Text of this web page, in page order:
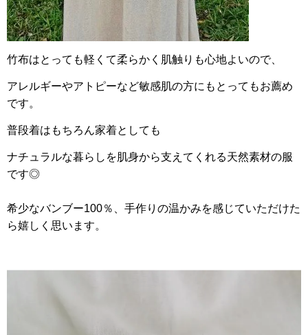
竹布はとっても軽くて柔らかく肌触りも心地よいので、
アレルギーやアトピーなど敏感肌の方にもとってもお薦め
です。
普段着はもちろん家着としても
ナチュラルな暮らしを肌身から支えてくれる天然素材の服
です◎
希少なバンブー100％、手作りの温かみを感じていただけた
ら嬉しく思います。